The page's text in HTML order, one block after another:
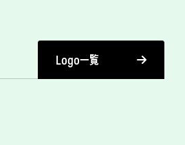
Logo一覧